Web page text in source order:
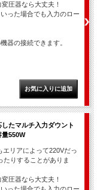
圧器なら大丈夫！
った場合でも入力のロー
器の接続できます。
したマルチ入力ダウント
550W
リアによって220Vだっ
たりすることがありま
圧器なら大丈夫！